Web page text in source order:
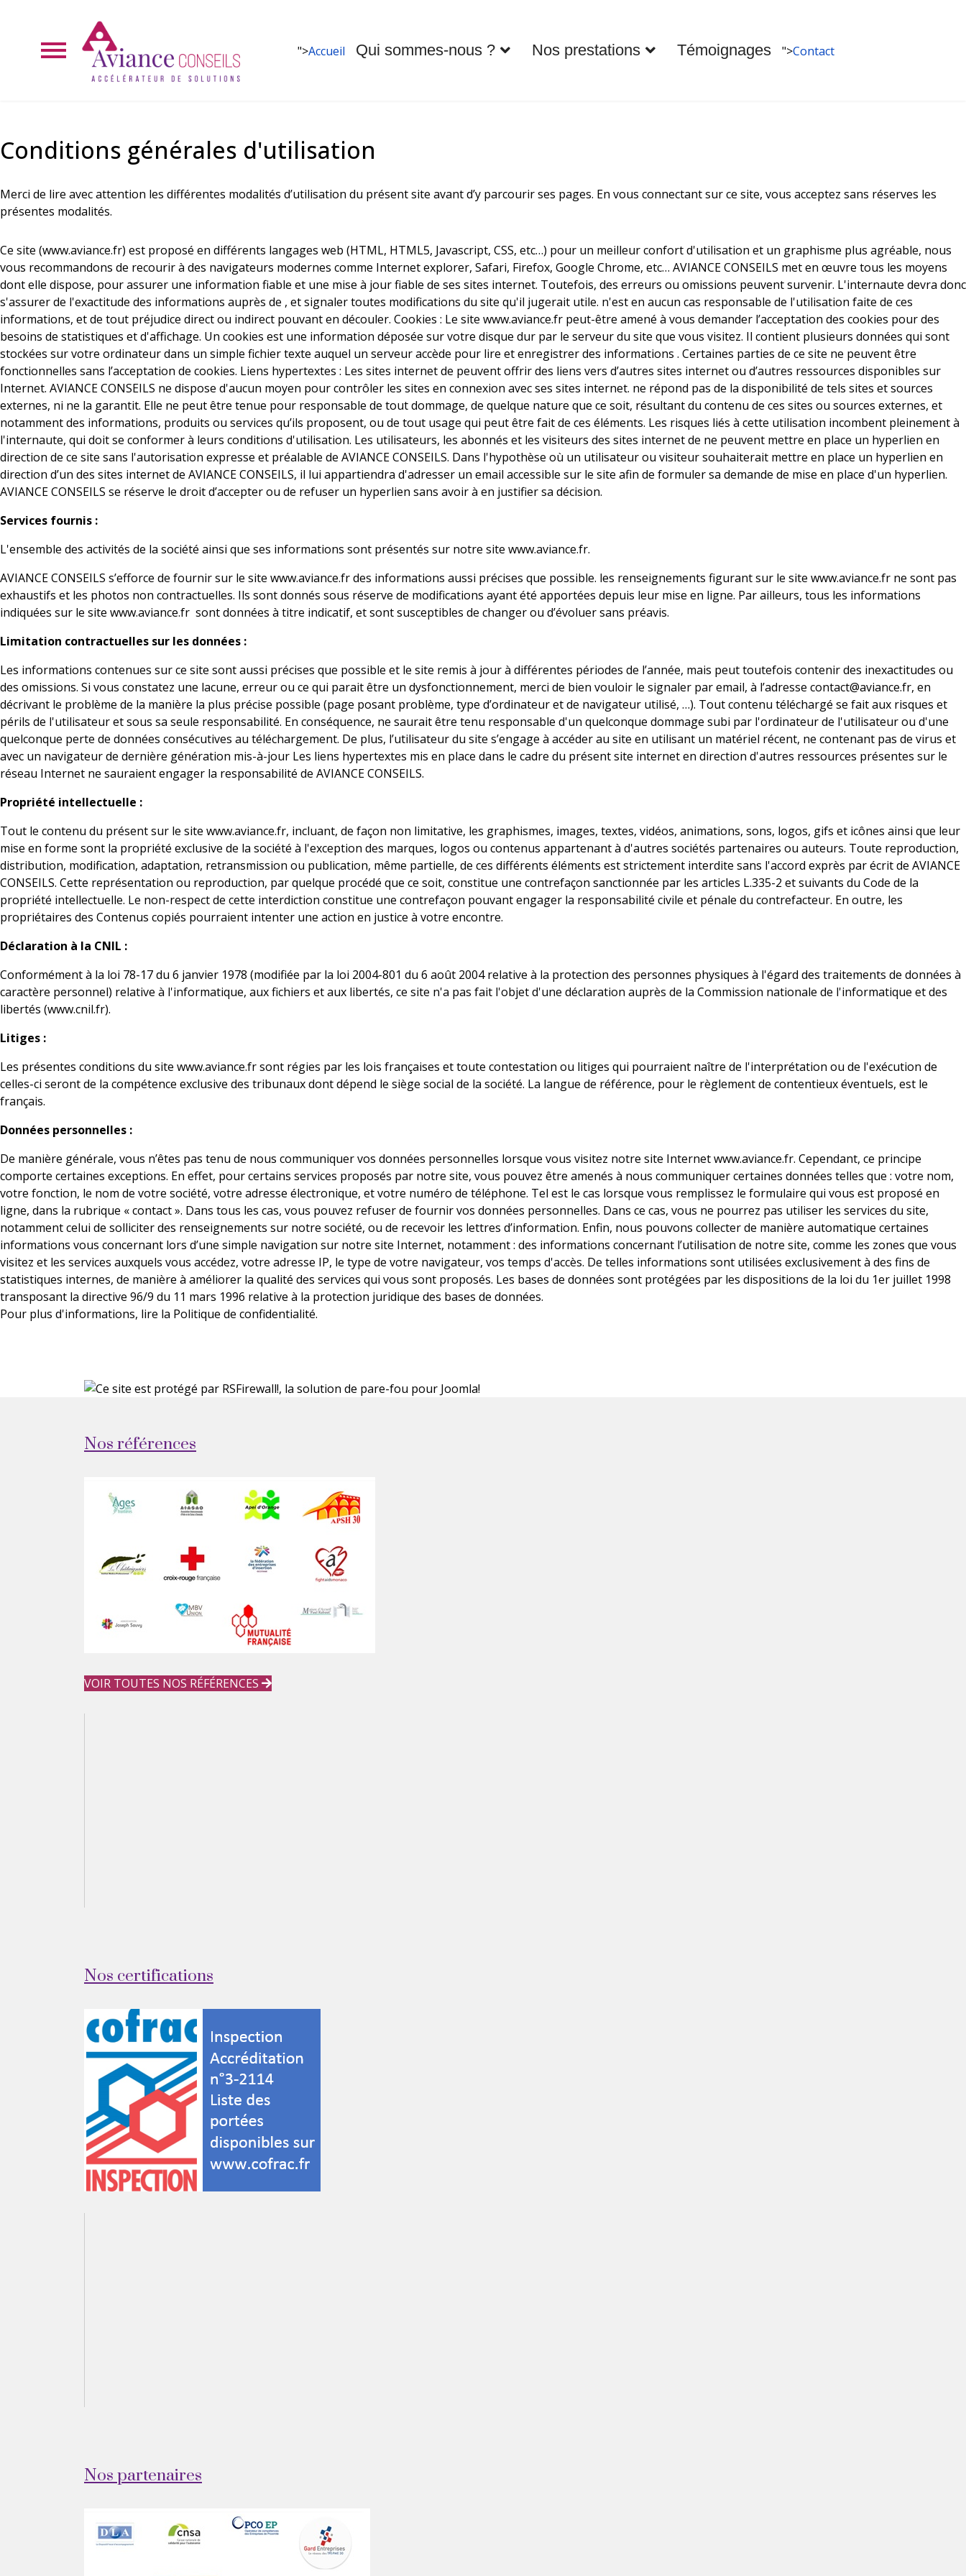
">Accueil Qui sommes-nous ? Nos prestations Témoignages ">Contact
Conditions générales d'utilisation
Merci de lire avec attention les différentes modalités d’utilisation du présent site avant d’y parcourir ses pages. En vous connectant sur ce site, vous acceptez sans réserves les
présentes modalités.
Ce site (www.aviance.fr) est proposé en différents langages web (HTML, HTML5, Javascript, CSS, etc…) pour un meilleur confort d'utilisation et un graphisme plus agréable, nous
vous recommandons de recourir à des navigateurs modernes comme Internet explorer, Safari, Firefox, Google Chrome, etc… AVIANCE CONSEILS met en œuvre tous les moyens
dont elle dispose, pour assurer une information fiable et une mise à jour fiable de ses sites internet. Toutefois, des erreurs ou omissions peuvent survenir. L'internaute devra donc
s'assurer de l'exactitude des informations auprès de , et signaler toutes modifications du site qu'il jugerait utile. n'est en aucun cas responsable de l'utilisation faite de ces
informations, et de tout préjudice direct ou indirect pouvant en découler. Cookies : Le site www.aviance.fr peut-être amené à vous demander l’acceptation des cookies pour des
besoins de statistiques et d'affichage. Un cookies est une information déposée sur votre disque dur par le serveur du site que vous visitez. Il contient plusieurs données qui sont
stockées sur votre ordinateur dans un simple fichier texte auquel un serveur accède pour lire et enregistrer des informations . Certaines parties de ce site ne peuvent être
fonctionnelles sans l’acceptation de cookies. Liens hypertextes : Les sites internet de peuvent offrir des liens vers d’autres sites internet ou d’autres ressources disponibles sur
Internet. AVIANCE CONSEILS ne dispose d'aucun moyen pour contrôler les sites en connexion avec ses sites internet. ne répond pas de la disponibilité de tels sites et sources
externes, ni ne la garantit. Elle ne peut être tenue pour responsable de tout dommage, de quelque nature que ce soit, résultant du contenu de ces sites ou sources externes, et
notamment des informations, produits ou services qu’ils proposent, ou de tout usage qui peut être fait de ces éléments. Les risques liés à cette utilisation incombent pleinement à
l'internaute, qui doit se conformer à leurs conditions d'utilisation. Les utilisateurs, les abonnés et les visiteurs des sites internet de ne peuvent mettre en place un hyperlien en
direction de ce site sans l'autorisation expresse et préalable de AVIANCE CONSEILS. Dans l'hypothèse où un utilisateur ou visiteur souhaiterait mettre en place un hyperlien en
direction d’un des sites internet de AVIANCE CONSEILS, il lui appartiendra d'adresser un email accessible sur le site afin de formuler sa demande de mise en place d'un hyperlien.
AVIANCE CONSEILS se réserve le droit d’accepter ou de refuser un hyperlien sans avoir à en justifier sa décision.
Services fournis :
L'ensemble des activités de la société ainsi que ses informations sont présentés sur notre site www.aviance.fr.
AVIANCE CONSEILS s’efforce de fournir sur le site www.aviance.fr des informations aussi précises que possible. les renseignements figurant sur le site www.aviance.fr ne sont pas
exhaustifs et les photos non contractuelles. Ils sont donnés sous réserve de modifications ayant été apportées depuis leur mise en ligne. Par ailleurs, tous les informations
indiquées sur le site www.aviance.fr sont données à titre indicatif, et sont susceptibles de changer ou d’évoluer sans préavis.
Limitation contractuelles sur les données :
Les informations contenues sur ce site sont aussi précises que possible et le site remis à jour à différentes périodes de l’année, mais peut toutefois contenir des inexactitudes ou
des omissions. Si vous constatez une lacune, erreur ou ce qui parait être un dysfonctionnement, merci de bien vouloir le signaler par email, à l’adresse contact@aviance.fr, en
décrivant le problème de la manière la plus précise possible (page posant problème, type d’ordinateur et de navigateur utilisé, …). Tout contenu téléchargé se fait aux risques et
périls de l'utilisateur et sous sa seule responsabilité. En conséquence, ne saurait être tenu responsable d'un quelconque dommage subi par l'ordinateur de l'utilisateur ou d'une
quelconque perte de données consécutives au téléchargement. De plus, l’utilisateur du site s’engage à accéder au site en utilisant un matériel récent, ne contenant pas de virus et
avec un navigateur de dernière génération mis-à-jour Les liens hypertextes mis en place dans le cadre du présent site internet en direction d'autres ressources présentes sur le
réseau Internet ne sauraient engager la responsabilité de AVIANCE CONSEILS.
Propriété intellectuelle :
Tout le contenu du présent sur le site www.aviance.fr, incluant, de façon non limitative, les graphismes, images, textes, vidéos, animations, sons, logos, gifs et icônes ainsi que leur
mise en forme sont la propriété exclusive de la société à l'exception des marques, logos ou contenus appartenant à d'autres sociétés partenaires ou auteurs. Toute reproduction,
distribution, modification, adaptation, retransmission ou publication, même partielle, de ces différents éléments est strictement interdite sans l'accord exprès par écrit de AVIANCE
CONSEILS. Cette représentation ou reproduction, par quelque procédé que ce soit, constitue une contrefaçon sanctionnée par les articles L.335-2 et suivants du Code de la
propriété intellectuelle. Le non-respect de cette interdiction constitue une contrefaçon pouvant engager la responsabilité civile et pénale du contrefacteur. En outre, les
propriétaires des Contenus copiés pourraient intenter une action en justice à votre encontre.
Déclaration à la CNIL :
Conformément à la loi 78-17 du 6 janvier 1978 (modifiée par la loi 2004-801 du 6 août 2004 relative à la protection des personnes physiques à l'égard des traitements de données à
caractère personnel) relative à l'informatique, aux fichiers et aux libertés, ce site n'a pas fait l'objet d'une déclaration auprès de la Commission nationale de l'informatique et des
libertés (www.cnil.fr).
Litiges :
Les présentes conditions du site www.aviance.fr sont régies par les lois françaises et toute contestation ou litiges qui pourraient naître de l'interprétation ou de l'exécution de
celles-ci seront de la compétence exclusive des tribunaux dont dépend le siège social de la société. La langue de référence, pour le règlement de contentieux éventuels, est le
français.
Données personnelles :
De manière générale, vous n’êtes pas tenu de nous communiquer vos données personnelles lorsque vous visitez notre site Internet www.aviance.fr. Cependant, ce principe
comporte certaines exceptions. En effet, pour certains services proposés par notre site, vous pouvez être amenés à nous communiquer certaines données telles que : votre nom,
votre fonction, le nom de votre société, votre adresse électronique, et votre numéro de téléphone. Tel est le cas lorsque vous remplissez le formulaire qui vous est proposé en
ligne, dans la rubrique « contact ». Dans tous les cas, vous pouvez refuser de fournir vos données personnelles. Dans ce cas, vous ne pourrez pas utiliser les services du site,
notamment celui de solliciter des renseignements sur notre société, ou de recevoir les lettres d’information. Enfin, nous pouvons collecter de manière automatique certaines
informations vous concernant lors d’une simple navigation sur notre site Internet, notamment : des informations concernant l’utilisation de notre site, comme les zones que vous
visitez et les services auxquels vous accédez, votre adresse IP, le type de votre navigateur, vos temps d'accès. De telles informations sont utilisées exclusivement à des fins de
statistiques internes, de manière à améliorer la qualité des services qui vous sont proposés. Les bases de données sont protégées par les dispositions de la loi du 1er juillet 1998
transposant la directive 96/9 du 11 mars 1996 relative à la protection juridique des bases de données.
Pour plus d'informations, lire la Politique de confidentialité.
Nos références
VOIR TOUTES NOS RÉFÉRENCES
Nos certifications
Nos partenaires